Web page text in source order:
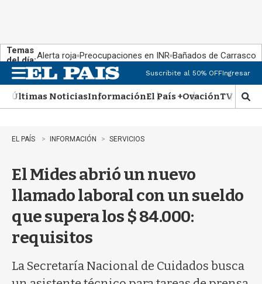
Temas
del día:Alerta roja Preocupaciones en INR Bañados de Carrasco
n
u
Suscribite al 50% OFFIngresar
Últimas NoticiasInformaciónEl País +OvaciónTV Show
M
o
EL PAÍS INFORMACIÓN SERVICIOS
El Mides abrió un nuevo
llamado laboral con un sueldo
que supera los $ 84.000:
requisitos
La Secretaría Nacional de Cuidados busca